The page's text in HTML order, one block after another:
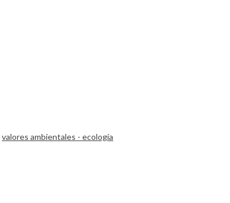
valores ambientales - ecología